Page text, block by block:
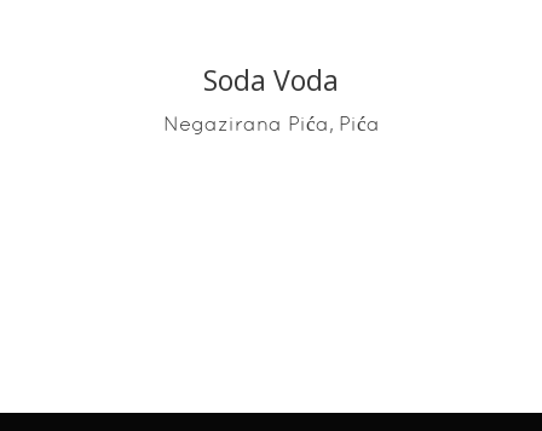
READ MORE
Soda Voda
Negazirana Pića, Pića